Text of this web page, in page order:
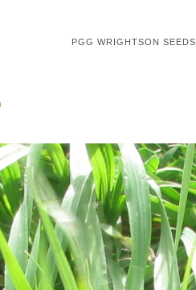
PGG WRIGHTSON SEEDS